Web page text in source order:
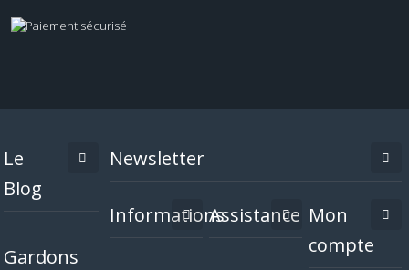
Le
Blog
Gardons
Newsletter
InformationsAssistance Mon
compte